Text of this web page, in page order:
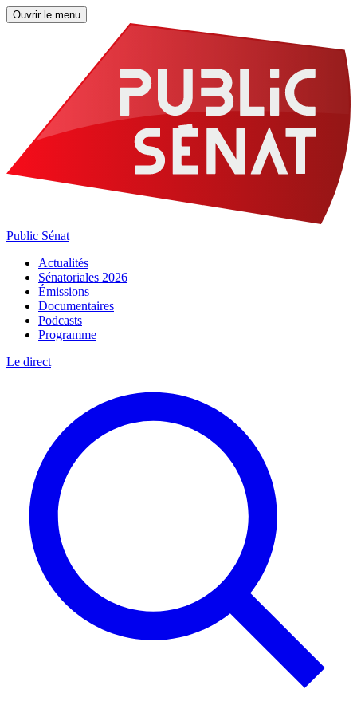
Ouvrir le menu
Public Sénat
Actualités
Sénatoriales 2026
Émissions
Documentaires
Podcasts
Programme
Le direct